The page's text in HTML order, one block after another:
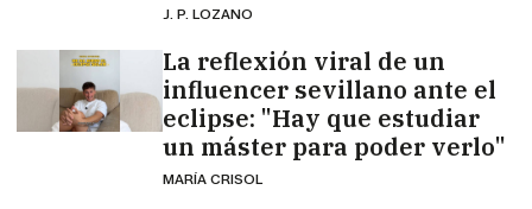
J. P. LOZANO
La reflexión viral de un
influencer sevillano ante el
eclipse: "Hay que estudiar
un máster para poder verlo"
MARÍA CRISOL